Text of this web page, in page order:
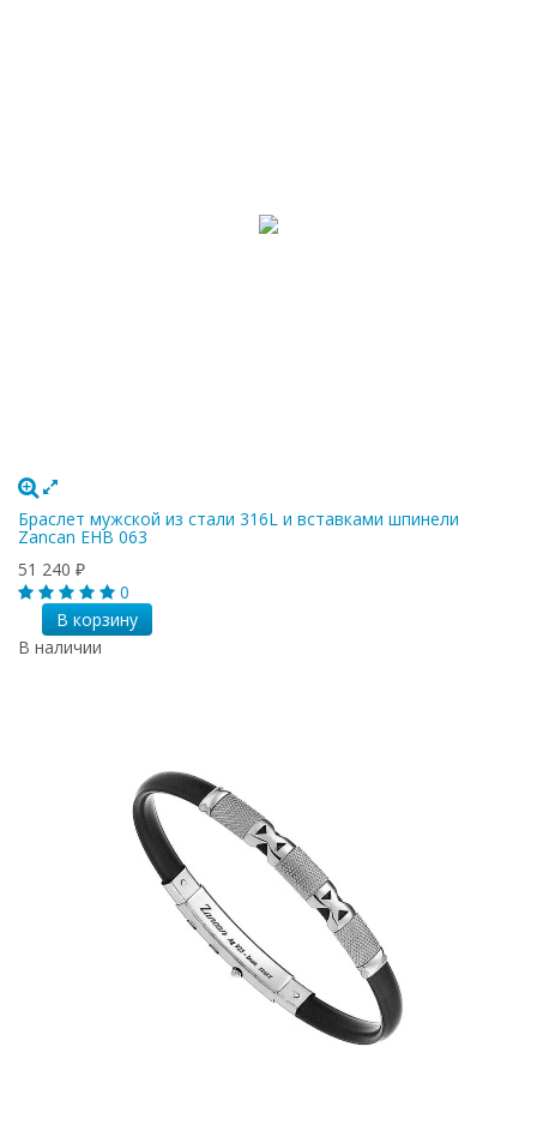
Браслет мужской из стали 316L и вставками шпинели
Zancan EHB 063
51 240 ₽
0
В корзину
В наличии